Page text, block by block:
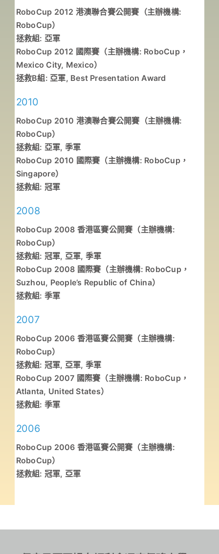
RoboCup 2012 港澳聯合賽公開賽（主辦機構:
RoboCup）
拯救組: 亞軍
RoboCup 2012 國際賽（主辦機構: RoboCup，
Mexico City, Mexico）
拯救B組: 亞軍, Best Presentation Award
2010
RoboCup 2010 港澳聯合賽公開賽（主辦機構:
RoboCup）
拯救組: 亞軍, 季軍
RoboCup 2010 國際賽（主辦機構: RoboCup，
Singapore）
拯救組: 冠軍
2008
RoboCup 2008 香港區賽公開賽（主辦機構:
RoboCup）
拯救組: 冠軍, 亞軍, 季軍
RoboCup 2008 國際賽（主辦機構: RoboCup，
Suzhou, People’s Republic of China）
拯救組: 季軍
2007
RoboCup 2006 香港區賽公開賽（主辦機構:
RoboCup）
拯救組: 冠軍, 亞軍, 季軍
RoboCup 2007 國際賽（主辦機構: RoboCup，
Atlanta, United States）
拯救組: 季軍
2006
RoboCup 2006 香港區賽公開賽（主辦機構:
RoboCup）
拯救組: 冠軍, 亞軍